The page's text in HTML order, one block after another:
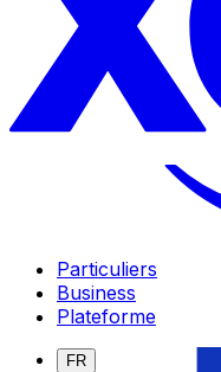
Particuliers
Business
Plateforme
FR